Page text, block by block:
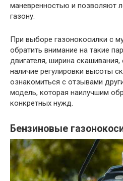
маневренностью и позволяют
газону.
При выборе газонокосилки с
обратить внимание на такие
двигателя, ширина
наличие регулировки высоты
ознакомиться с отзывами
модель, которая наилучшим
конкретных нужд.
Бензиновые